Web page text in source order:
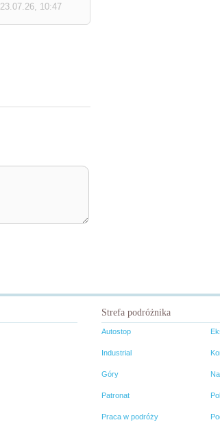
23.07.26, 10:47
Strefa podróżnika
Autostop
Industrial
Góry
Patronat
Praca w podróży